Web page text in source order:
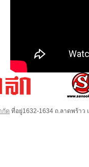
กัด ที่อยู่1632-1634 ถ.ลาดพร้าว